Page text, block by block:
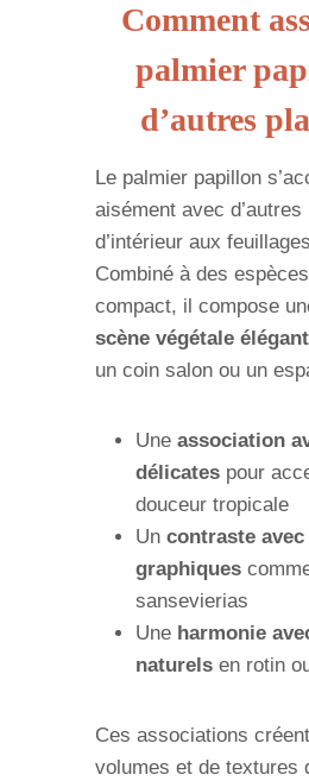
Comment
palmier
d’autres
Le palmier papillon
aisément avec d’autres
d’intérieur aux
Combiné à des
compact, il compose
scène végétale
un coin salon ou un
Une association
délicates pour
douceur tropicale
Un contraste
graphiques
sansevierias
Une harmonie
naturels en rotin
Ces associations
volumes et de textures